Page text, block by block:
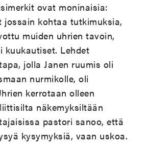
ovat moninaisia:
jossain kohtaa tutkimuksia,
muiden uhrien tavoin,
kuukautiset. Lehdet
jolla Janen ruumis oli
nurmikolle, oli
kerrotaan olleen
näkemyksiltään
pastori sanoo, että
kysymyksiä, vaan uskoa.